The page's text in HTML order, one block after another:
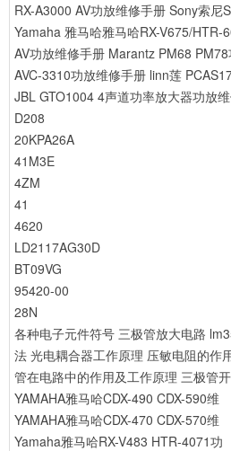
RX-A3000 AV功放维修手册 Sony索尼
Yamaha 雅马哈雅马哈RX-V675/HTR-
AV功放维修手册 Marantz PM68
AVC-3310功放维修手册 linn莲
JBL GTO1004 4声道功率放大器功放
D208
20KPA26A
41M3E
4ZM
41
4620
LD2117AG30D
BT09VG
95420-00
28N
各种电子元件符号 三极管放大电路
法 光电耦合器工作原理 压敏电阻的作
管在电路中的作用及工作原理 三极管
YAMAHA雅马哈CDX-490 CDX-590维
YAMAHA雅马哈CDX-470 CDX-570维
Yamaha雅马哈RX-V483 HTR-4071功